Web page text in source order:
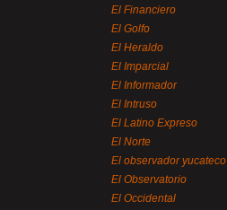
El Financiero
El Golfo
El Heraldo
El Imparcial
El Informador
El Intruso
El Latino Expreso
El Norte
El observador yucateco
El Observatorio
El Occidental